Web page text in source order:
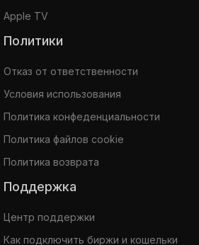
Apple TV
Политики
Отказ от ответственности
Условия использования
Политика конфеденциальности
Политика файлов cookie
Политика возврата
Поддержка
Центр поддержки
Как подключить биржи и кошельки